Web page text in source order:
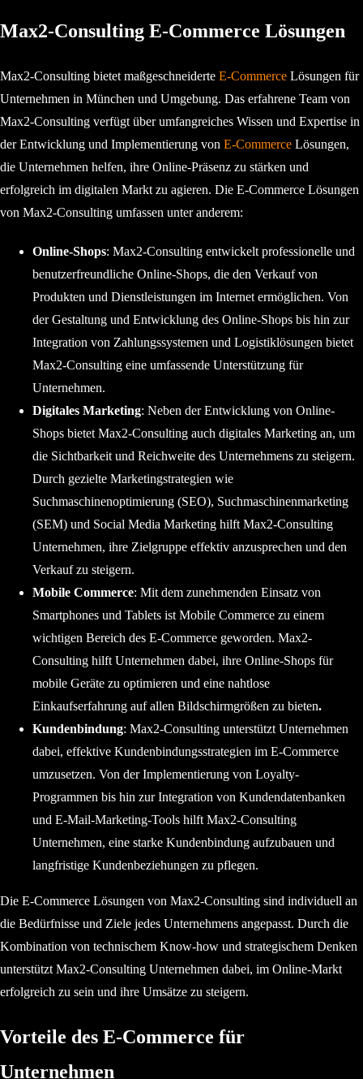
Max2-Consulting E-Commerce Lösungen
Max2-Consulting bietet maßgeschneiderte E-CommerceLösungen für
Unternehmen in München und Umgebung. Das erfahrene Team von
Max2-Consulting verfügt über umfangreiches Wissen und Expertise in
der Entwicklung und Implementierung von E-CommerceLösungen,
die Unternehmen helfen, ihre Online-Präsenz zu stärken und
erfolgreich im digitalen Markt zu agieren. Die E-Commerce Lösungen
von Max2-Consulting umfassen unter anderem:
Online-Shops: Max2-Consulting entwickelt professionelle und
benutzerfreundliche Online-Shops, die den Verkauf von
Produkten und Dienstleistungen im Internet ermöglichen. Von
der Gestaltung und Entwicklung des Online-Shops bis hin zur
Integration von Zahlungssystemen und Logistiklösungen bietet
Max2-Consulting eine umfassende Unterstützung für
Unternehmen.
Digitales Marketing: Neben der Entwicklung von Online-
Shops bietet Max2-Consulting auch digitales Marketing an, um
die Sichtbarkeit und Reichweite des Unternehmens zu steigern.
Durch gezielte Marketingstrategien wie
Suchmaschinenoptimierung (SEO), Suchmaschinenmarketing
(SEM) und Social Media Marketing hilft Max2-Consulting
Unternehmen, ihre Zielgruppe effektiv anzusprechen und den
Verkauf zu steigern.
Mobile Commerce: Mit dem zunehmenden Einsatz von
Smartphones und Tablets ist Mobile Commerce zu einem
wichtigen Bereich des E-Commerce geworden. Max2-
Consulting hilft Unternehmen dabei, ihre Online-Shops für
mobile Geräte zu optimieren und eine nahtlose
Einkaufserfahrung auf allen Bildschirmgrößen zu bieten.
Kundenbindung: Max2-Consulting unterstützt Unternehmen
dabei, effektive Kundenbindungsstrategien im E-Commerce
umzusetzen. Von der Implementierung von Loyalty-
Programmen bis hin zur Integration von Kundendatenbanken
und E-Mail-Marketing-Tools hilft Max2-Consulting
Unternehmen, eine starke Kundenbindung aufzubauen und
langfristige Kundenbeziehungen zu pflegen.
Die E-Commerce Lösungen von Max2-Consulting sind individuell an
die Bedürfnisse und Ziele jedes Unternehmens angepasst. Durch die
Kombination von technischem Know-how und strategischem Denken
unterstützt Max2-Consulting Unternehmen dabei, im Online-Markt
erfolgreich zu sein und ihre Umsätze zu steigern.
Vorteile des E-Commerce für
Unternehmen